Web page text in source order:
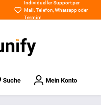
Individueller Support per
Mail,Telefon,Whatsappoder
Termin!
Suche Mein Konto